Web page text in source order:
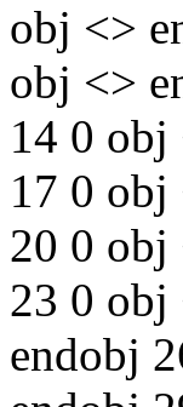
obj <>
obj <>
14 0
17 0
20 0 obj
23 0 obj
endobj